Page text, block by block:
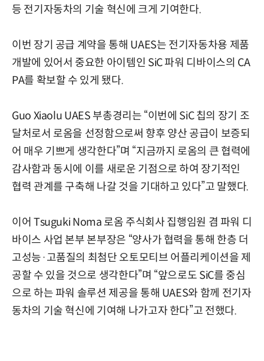
등 전기자동차의 기술 혁신에 크게 기여한다.
이번 장기 공급 계약을 통해 UAES는 전기자동차용 제품
개발에 있어서 중요한 아이템인 SiC 파워 디바이스의 CA
PA를 확보할 수 있게 됐다.
Guo Xiaolu UAES 부총경리는 “이번에 SiC 칩의 장기 조
달처로서 로옴을 선정함으로써 향후 양산 공급이 보증되
어 매우 기쁘게 생각한다”며 “지금까지 로옴의 큰 협력에
감사함과 동시에 이를 새로운 기점으로 하여 장기적인
협력 관계를 구축해 나갈 것을 기대하고 있다”고 말했다.
이어 Tsuguki Noma 로옴 주식회사 집행임원 겸 파워 디
바이스 사업 본부 본부장은 “양사가 협력을 통해 한층 더
고성능·고품질의 최첨단 오토모티브 어플리케이션을 제
공할 수 있을 것으로 생각한다”며 “앞으로도 SiC를 중심
으로 하는 파워 솔루션 제공을 통해 UAES와 함께 전기자
동차의 기술 혁신에 기여해 나가고자 한다”고 전했다.